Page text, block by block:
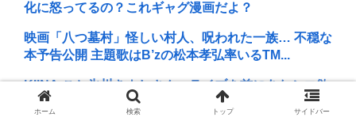
化に怒ってるの？これギャグ漫画だよ？
映画「八つ墓村」怪しい村人、呪われた一族… 不穏な
本予告公開 主題歌はB’zの松本孝弘率いるTM...
KIINA.こと氷川きよしさん、ライブを前にあたシコ欲
全開www
ホーム 検索 トップ サイドバー